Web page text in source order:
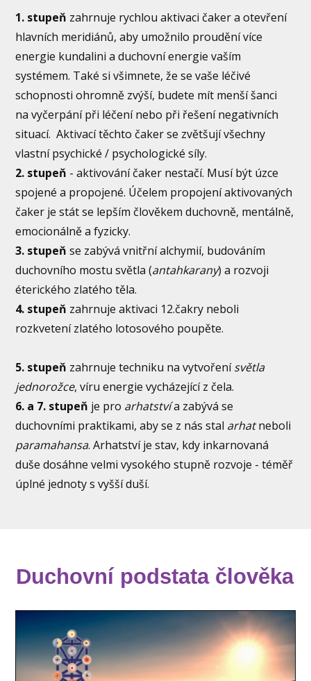
1. stupeň zahrnuje rychlou aktivaci čaker a otevření
hlavních meridiánů, aby umožnilo proudění více
energie kundalini a duchovní energie vaším
systémem. Také si všimnete, že se vaše léčivé
schopnosti ohromně zvýší, budete mít menší šanci
na vyčerpání při léčení nebo při řešení negativních
situací. Aktivací těchto čaker se zvětšují všechny
vlastní psychické / psychologické síly.
2. stupeň - aktivování čaker nestačí. Musí být úzce
spojené a propojené. Účelem propojení aktivovaných
čaker je stát se lepším člověkem duchovně, mentálně,
emocionálně a fyzicky.
3. stupeňse zabývá vnitřní alchymií, budováním
duchovního mostu světla (antahkarany) a rozvoji
éterického zlatého těla.
4. stupeň zahrnuje aktivaci 12.čakry neboli
rozkvetení zlatého lotosového poupěte.
5. stupeň zahrnuje techniku na vytvořenísvětla
jednorožce, víru energie vycházející z čela.
6. a 7. stupeň je pro arhatstvía zabývá se
duchovními praktikami, aby se z nás stal arhatneboli
paramahansa. Arhatství je stav, kdy inkarnovaná
duše dosáhne velmi vysokého stupně rozvoje - téměř
úplné jednoty s vyšší duší.
Duchovní podstata člověka